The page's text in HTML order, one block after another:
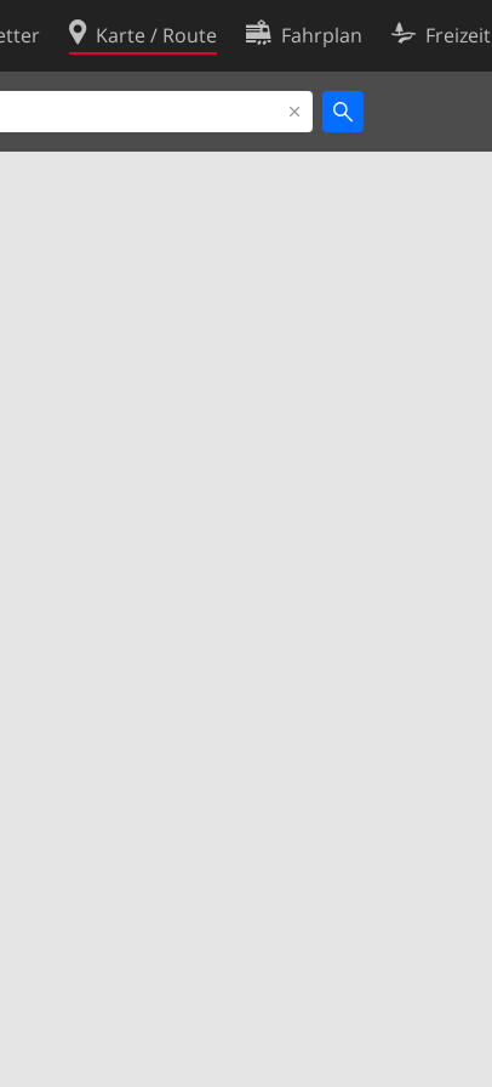
Karte / Route Fahrplan Freizeit
Cookie-Richtlinie
Cookie-Einstellungen